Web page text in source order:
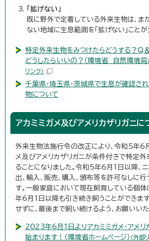
「拡げない」
既に野外で定着している外来生物は、ま
ない地域に生息範囲を「拡げない」ことが
特定外来生物をみつけたらどうする？Q
どうしたらいいの？（環境省 自然環境局
リンク）
千葉県・埼玉県・茨城県で生息が確認さ
物について
アカミミガメ及びアメリカザリガニに
外来生物法施行令の改正により、令和5年6
メ及びアメリカザリガニが条件付きで特定
ることになりました。令和5年6月1日以降、
出、輸入、販売、購入、頒布等を許可なしに
す。一般家庭において現在飼育している個体
年6月1日以降も引き続き飼うことができま
せずに、最後まで飼い続けるよう、お願いいた
2023年6月1日よりアカミミガメ・アメリ
始まります！（環境省ホームページ） （外部